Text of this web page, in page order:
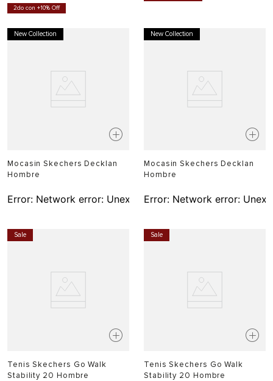
2do con +10% Off
New Collection
Mocasin Skechers Decklan
Hombre
Error: Network error: Unexpected token T in JSON at
New Collection
Mocasin Skechers Decklan
Hombre
Error: Network error:
Sale
Tenis Skechers Go Walk
Stability 20 Hombre
Sale
Tenis Skechers Go Walk
Stability 20 Hombre